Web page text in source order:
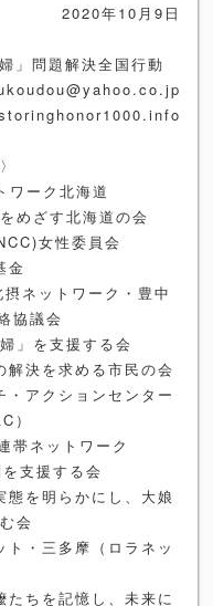
2020年10月9日
」問題解決全国行動
ワーク北海道
めざす北海道の会
女性委員会
金
ネットワーク・豊中
協議会
」を支援する会
解決を求める市民の会
・アクションセンター
）
帯ネットワーク
支援する会
態を明らかにし、大娘
会
・三多摩（ロラネッ
ちを記憶し、未来に